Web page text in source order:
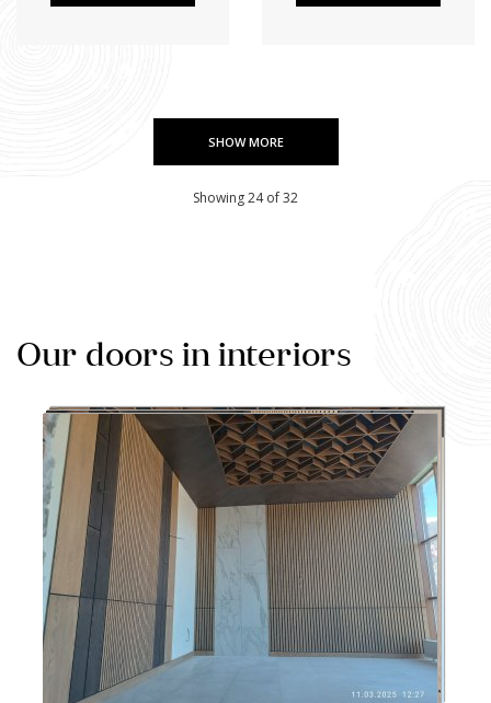
SHOW MORE
Showing 24 of 32
Our doors in interiors